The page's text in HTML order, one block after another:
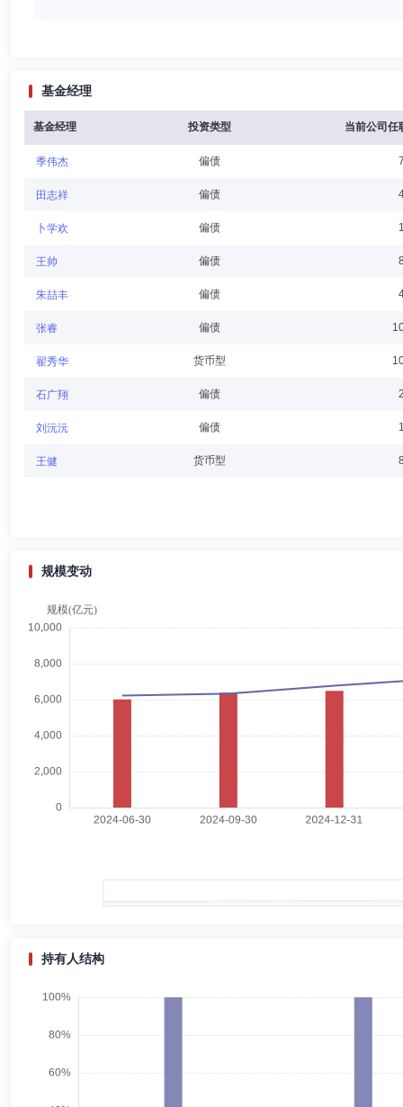
朱兴亮先生：职工董事，中共党员，金融学硕士。历任兴业证券股份有
室、纪委办公室)副总监(主持工作)。现任兴证全球基金管理有限公司综
陈锦泉 董事,总经理（总裁） 任职日期：
陈锦泉先生：副总经理，1977年生，工商管理硕士。历任华安证券股
学历：硕士
万维德(Mar van Weede)先生：董事，1965年生，文学硕士。历任
职务。现任全球人寿资产管理控股有限公司企业发展负责人，兼任法国
学历：硕士 任职日期：2024-05-31
秦杰先生：职工监事，经济学硕士。历任毕马威华振会计师事务所助理
监、综合管理部总监、党委办公室主任、纪委办公室主任、总经理助理
化研究会并购重组专业委员会副主任委员。
孙小宁女士：独立董事，1969年生，工商管理硕士。历任中国人民银
基金经理
基金经理 投资类型 当前公司任
季伟杰 偏债
田志祥 偏债
卜学欢 偏债
王帅 偏债
朱喆丰 偏债
张睿 偏债
翟秀华 货币型
石广翔 偏债
刘沅沅 偏债
王健 货币型
规模变动
持有人结构